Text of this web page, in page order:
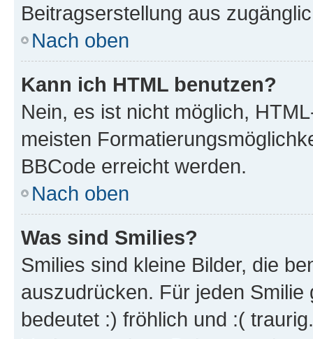
Beitragserstellung aus
Nach oben
Kann ich HTML benutzen?
Nein, es ist nicht möglich,
meisten
BBCode erreicht werden.
Nach oben
Was sind Smilies?
Smilies sind kleine Bilder, die
auszudrücken. Für jeden
bedeutet :) fröhlich und :(